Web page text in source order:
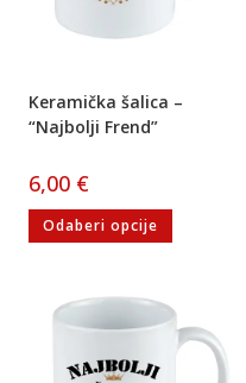
Keramička šalica –
“Najbolji Frend”
6,00 €
Odaberi opcije